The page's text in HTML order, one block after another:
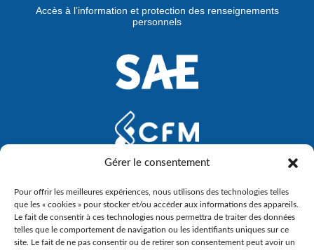
Gérer le consentement
Pour offrir les meilleures expériences, nous utilisons des technologies telles
que les « cookies » pour stocker et/ou accéder aux informations des appareils.
Le fait de consentir à ces technologies nous permettra de traiter des données
telles que le comportement de navigation ou les identifiants uniques sur ce
site. Le fait de ne pas consentir ou de retirer son consentement peut avoir un
Accès à l’information et protection des renseignements
personnels